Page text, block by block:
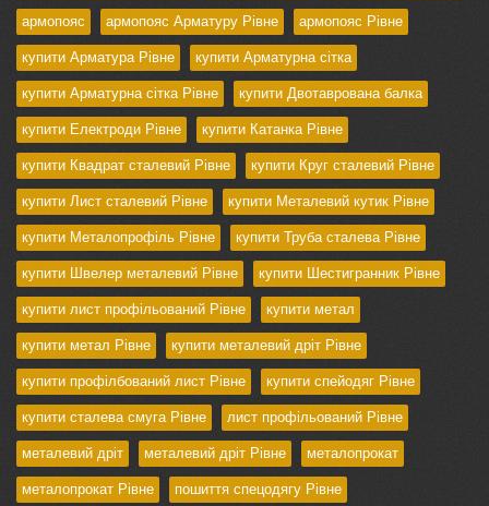
армопояс армопояс Арматуру Рівне армопояс Рівне
купити Арматура Рівне купити Арматурна сітка
купити Арматурна сітка Рівне купити Двотаврована балка
купити Електроди Рівне купити Катанка Рівне
купити Квадрат сталевий Рівне купити Круг сталевий Рівне
купити Лист сталевий Рівне купити Металевий кутик Рівне
купити Металопрофіль Рівне купити Труба сталева Рівне
купити Швелер металевий Рівне купити Шестигранник Рівне
купити лист профільований Рівне купити метал
купити метал Рівне купити металевий дріт Рівне
купити профілбований лист Рівне купити спейодяг Рівне
купити сталева смуга Рівне лист профільований Рівне
металевий дріт металевий дріт Рівне металопрокат
металопрокат Рівне пошиття спецодягу Рівне